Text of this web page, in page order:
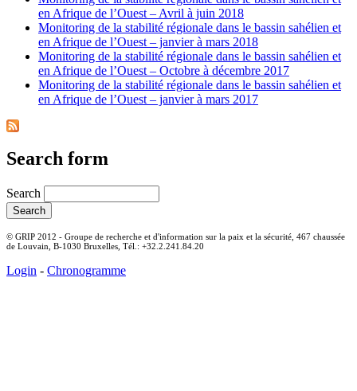
en Afrique de l’Ouest – Avril à juin 2018
Monitoring de la stabilité régionale dans le bassin sahélien et
en Afrique de l’Ouest – janvier à mars 2018
Monitoring de la stabilité régionale dans le bassin sahélien et
en Afrique de l’Ouest – Octobre à décembre 2017
Monitoring de la stabilité régionale dans le bassin sahélien et
en Afrique de l’Ouest – janvier à mars 2017
Search form
Search
© GRIP 2012 - Groupe de recherche et d'information sur la paix et la sécurité, 467 chaussée
de Louvain, B-1030 Bruxelles, Tél.: +32.2.241.84.20
Login - Chronogramme